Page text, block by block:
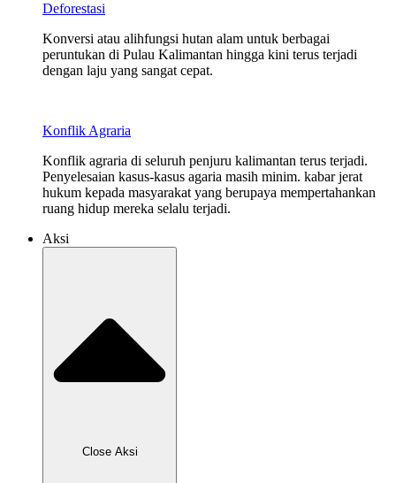
Deforestasi
Konversi atau alihfungsi hutan alam untuk berbagai
peruntukan di Pulau Kalimantan hingga kini terus terjadi
dengan laju yang sangat cepat.
Konflik Agraria
Konflik agraria di seluruh penjuru kalimantan terus terjadi.
Penyelesaian kasus-kasus agaria masih minim. kabar jerat
hukum kepada masyarakat yang berupaya mempertahankan
ruang hidup mereka selalu terjadi.
Aksi
Close Aksi